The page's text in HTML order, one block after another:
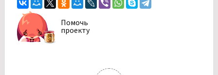
Помочь
проекту